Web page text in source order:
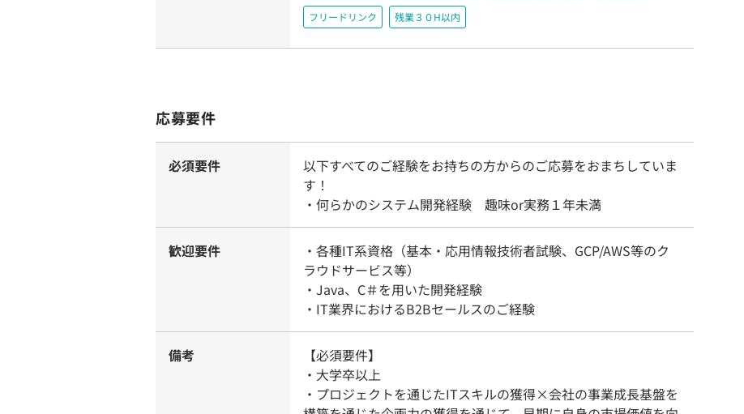
フリードリンク 残業３０H以内
応募要件
必須要件
以下すべてのご経験をお持ちの方からのご応募をおまちしていま
す！
・何らかのシステム開発経験 趣味or実務１年未満
歓迎要件
・各種IT系資格（基本・応用情報技術者試験、GCP/AWS等のク
ラウドサービス等）
・Java、C＃を用いた開発経験
・IT業界におけるB2Bセールスのご経験
備考
【必須要件】
・大学卒以上
・プロジェクトを通じたITスキルの獲得×会社の事業成長基盤を